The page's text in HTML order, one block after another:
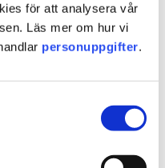
för att analysera vår
Läs mer om hur vi
personuppgifter.